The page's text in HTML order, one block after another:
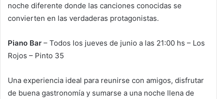
noche diferente donde las canciones conocidas se
convierten en las verdaderas protagonistas.
Piano Bar – Todos los jueves de junio a las 21:00 hs – Los
Rojos – Pinto 35
Una experiencia ideal para reunirse con amigos, disfrutar
de buena gastronomía y sumarse a una noche llena de